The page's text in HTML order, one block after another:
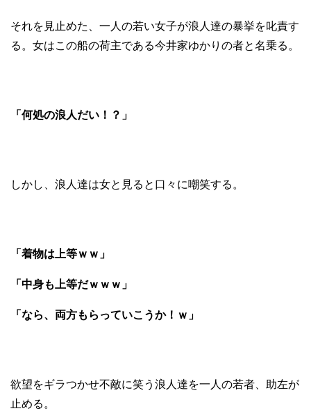
それを見止めた、一人の若い女子が浪人達の暴挙を叱責す
る。女はこの船の荷主である今井家ゆかりの者と名乗る。
「何処の浪人だい！？」
しかし、浪人達は女と見ると口々に嘲笑する。
「着物は上等ｗｗ」
「中身も上等だｗｗｗ」
「なら、両方もらっていこうか！ｗ」
欲望をギラつかせ不敵に笑う浪人達を一人の若者、助左が
止める。